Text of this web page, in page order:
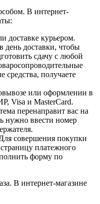
В интернет-
доставке курьером.
день доставки, чтобы
сдачу с любой
средства, получаете
или оформлении в
Visa и MasterCard.
перенаправит вас на
нужно ввести номер
совершения покупки
платежного
форму по
В интернет-магазине